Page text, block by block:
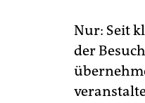
Nur: Seit
der